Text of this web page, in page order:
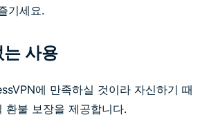
기세요.
사용
에 만족하실 것이라 자신하기 때
환불 보장을 제공합니다.